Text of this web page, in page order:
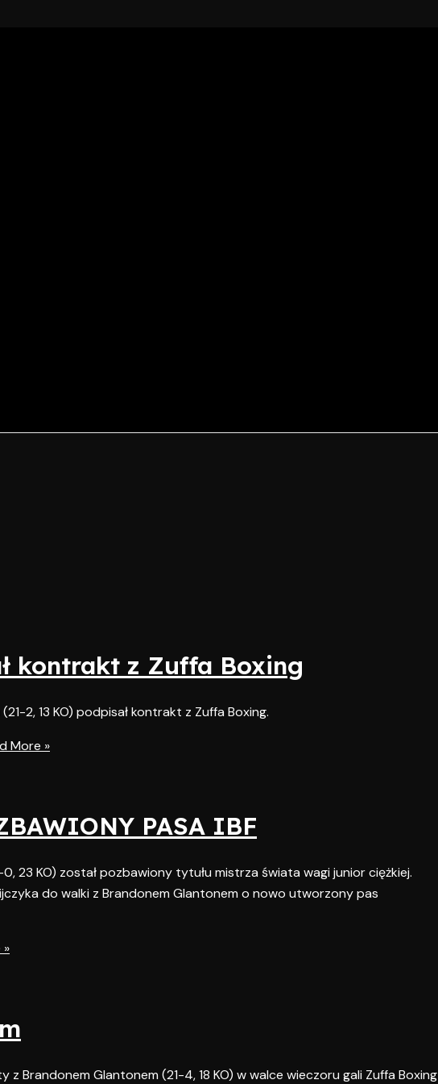
kontrakt z Zuffa Boxing
2, 13 KO) podpisał kontrakt z Zuffa Boxing.
More »
PASA IBF
23 KO) został pozbawiony tytułu mistrza świata wagi junior ciężkiej.
do walki z Brandonem Glantonem o nowo utworzony pas
Brandonem Glantonem (21-4, 18 KO) w walce wieczoru gali Zuffa Boxing